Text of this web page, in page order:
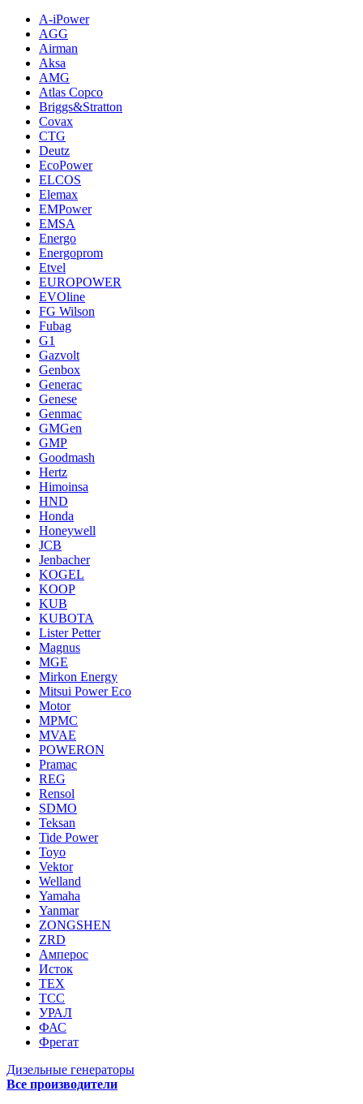
A-iPower
AGG
Airman
Aksa
AMG
Atlas Copco
Briggs&Stratton
Covax
CTG
Deutz
EcoPower
ELCOS
Elemax
EMPower
EMSA
Energo
Energoprom
Etvel
EUROPOWER
EVOline
FG Wilson
Fubag
G1
Gazvolt
Genbox
Generac
Genese
Genmac
GMGen
GMP
Goodmash
Hertz
Himoinsa
HND
Honda
Honeywell
JCB
Jenbacher
KOGEL
KOOP
KUB
KUBOTA
Lister Petter
Magnus
MGE
Mirkon Energy
Mitsui Power Eco
Motor
MPMC
MVAE
POWERON
Pramac
REG
Rensol
SDMO
Teksan
Tide Power
Toyo
Vektor
Welland
Yamaha
Yanmar
ZONGSHEN
ZRD
Амперос
Исток
ТЕХ
ТСС
УРАЛ
ФАС
Фрегат
Дизельные генераторы
Все производители